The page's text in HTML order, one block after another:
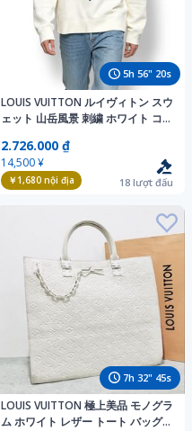
5h 56" 19s
LOUIS VUITTON ルイヴィトン スウ
ェット 山岳風景 刺繍 ホワイト コッ
2.726.000 ₫
14,500 ¥
￥1,680nội địa 18 lượt đấu
7h 32" 44s
LOUIS VUITTON 極上美品 モノグラ
ム ホワイト レザー トート バッグ